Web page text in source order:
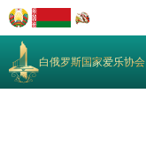
白俄罗斯国家爱乐协会